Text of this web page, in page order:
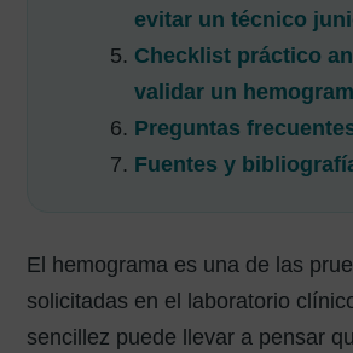
evitar un técnico
Checklist práctico
validar un
Preguntas
Fuentes y
El hemograma es una de las
solicitadas en el laboratorio
sencillez puede llevar a pensar